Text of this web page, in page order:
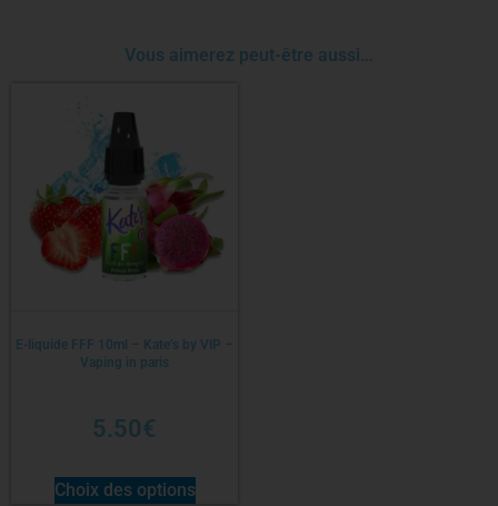
Vous aimerez peut-être aussi…
E-liquide FFF 10ml – Kate’s by VIP –
Vaping in paris
5.50€
Choix des options